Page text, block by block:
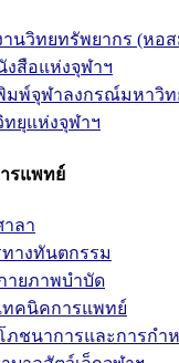
านวิทยทรัพยากร (หอ
งสือแห่งจุฬาฯ
มพ์จุฬาลงกรณ์มหาวิท
ทยุแห่งจุฬาฯ
รแพทย์
ลา
างทันตกรรม
ายภาพบำบัด
ทคนิคการแพทย์
ภชนาการและการกำ